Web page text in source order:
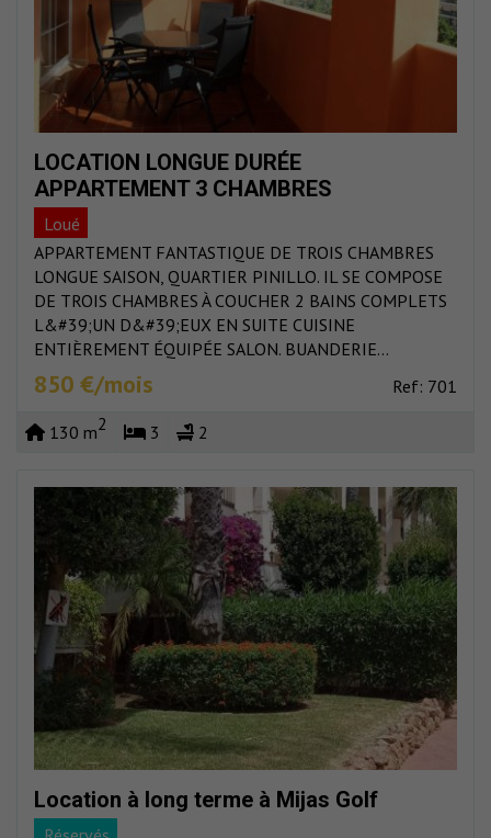
LOCATION LONGUE DURÉE
APPARTEMENT 3 CHAMBRES
Loué
APPARTEMENT FANTASTIQUE DE TROIS CHAMBRES
LONGUE SAISON, QUARTIER PINILLO. IL SE COMPOSE
DE TROIS CHAMBRES À COUCHER 2 BAINS COMPLETS
L&#39;UN D&#39;EUX EN SUITE CUISINE
ENTIÈREMENT ÉQUIPÉE SALON. BUANDERIE...
850 €/mois Ref: 701
130 m2 3 2
Location à long terme à Mijas Golf